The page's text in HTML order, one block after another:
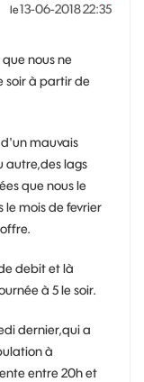
le‎13-06-201822:35
nous ne
soir à partir de
mauvais
autre,des lags
que nous le
le mois de fevrier
debit et là
à 5 le soir.
dernier,qui a
à
entre 20h et